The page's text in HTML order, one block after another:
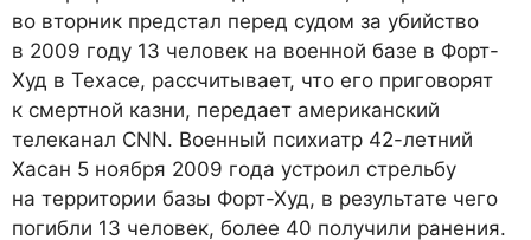
во вторник предстал перед судом за убийство
в 2009 году 13 человек на военной базе в Форт-
Худ в Техасе, рассчитывает, что его приговорят
к смертной казни, передает американский
телеканал CNN. Военный психиатр 42-летний
Хасан 5 ноября 2009 года устроил стрельбу
на территории базы Форт-Худ, в результате чего
погибли 13 человек, более 40 получили ранения.